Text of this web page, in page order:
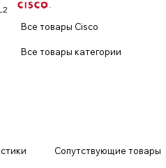
Все товары Cisco
Все товары категории
Сопутствующие товары